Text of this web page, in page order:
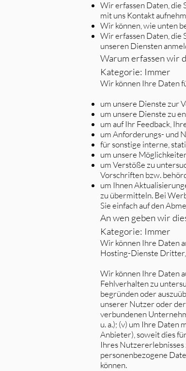
Wir erfassen Daten, die
mit uns Kontakt
Wir können, wie unten
Wir erfassen Daten, die
unseren Diensten
Warum erfassen wir
Kategorie: Immer
Wir können Ihre Daten
um unsere Dienste zur
um unsere Dienste zu
um auf Ihr Feedback,
um Anforderungs- und
für sonstige interne,
um unsere
um Verstöße zu
Vorschriften bzw.
um Ihnen
zu übermitteln. Bei
Sie einfach auf den
An wen geben wir
Kategorie: Immer
Wir können Ihre Daten
Hosting-Dienste
Wir können Ihre Daten
Fehlverhalten zu
begründen oder
unserer Nutzer oder
verbundenen
u. a.); (v) um Ihre
Anbieter), soweit dies
Ihres
personenbezogene
können.